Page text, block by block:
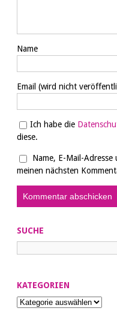
Name
Email (wird nicht
Ich habe die
diese.
Name, E-Mail-
meinen nächsten
SUCHE
KATEGORIEN